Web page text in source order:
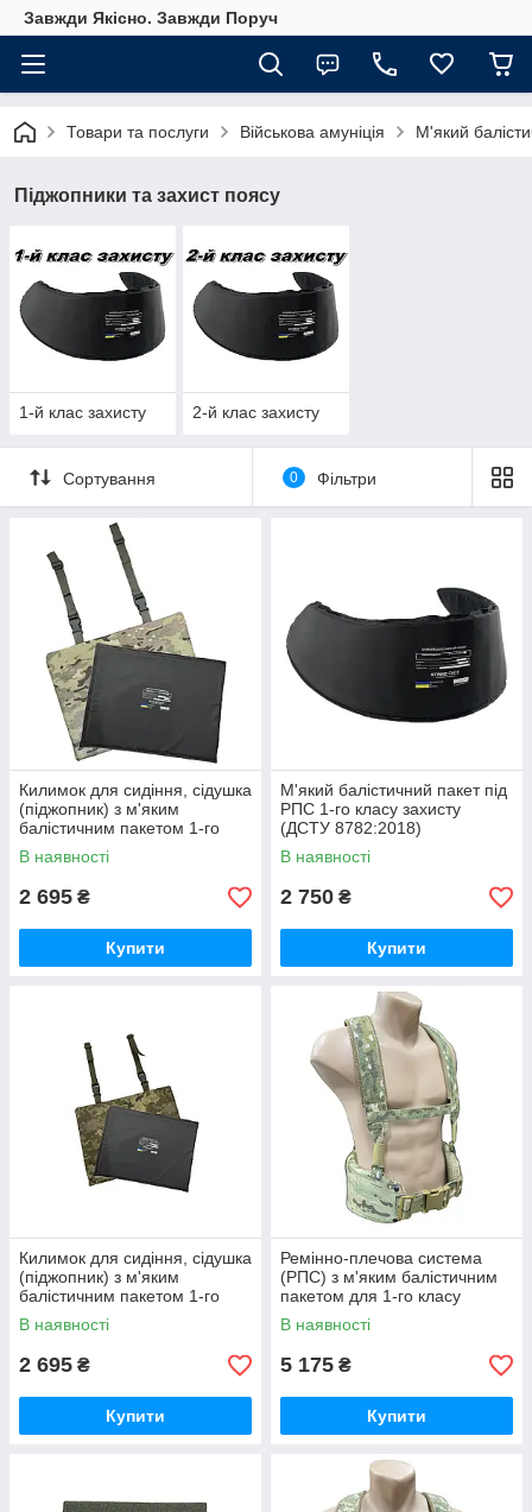
Завжди Якісно. Завжди Поруч
Товари та послуги Військова амуніція М'який
Піджопники та захист поясу
1-й клас захисту 2-й клас захисту
Сортування 0 Фільтри
Килимок для сидіння, сідушка
(піджопник) з м'яким
балістичним пакетом 1-го
класу захисту (ДСТУ
8782:2018) у кольорі
В наявності
2 695 ₴
Купити
М'який балістичний пакет під
РПС 1-го класу захисту
(ДСТУ 8782:2018)
В наявності
2 750 ₴
Купити
Килимок для сидіння, сідушка
(піджопник) з м'яким
балістичним пакетом 1-го
класу захисту (ДСТУ
8782:2018) у кольорі піксель
В наявності
2 695 ₴
Купити
Ремінно-плечова система
(РПС) з м'яким балістичним
пакетом для 1-го класу
захисту ДСТУ 8782:2018
В наявності
5 175 ₴
Купити